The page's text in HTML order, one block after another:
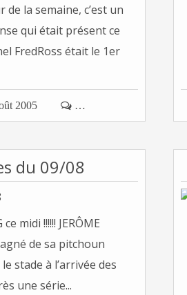
de la semaine, c’est un
qui était présent ce
FredRoss était le 1er
2005  …
du 09/08
midi !!!!!! JERÔME
de sa pitchoun
stade à l’arrivée des
une série...